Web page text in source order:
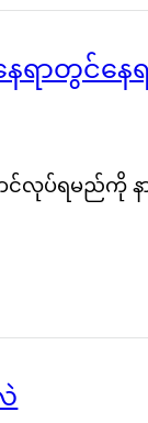
နေရာတွင်
င်လုပ်ရမည်ကို န